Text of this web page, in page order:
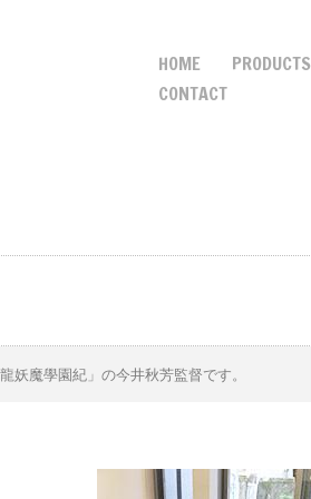
HOME PRODUCTS
CONTACT
妖魔學園紀」の今井秋芳監督です。